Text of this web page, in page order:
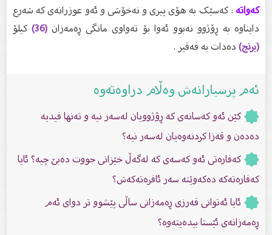
کەواتە: کەسێک بە هۆى پیری و نەخۆشی و ئەو عوزرانەى کە شەرع
دایناوە بە ڕۆژوو نەبوو ئەوا بۆ تەواوى مانگى ڕەمەزان(36)
کیلۆ
(برنج)دەدات بە فەقیر .
ئەم پرسیارانەش وەڵام دراوەتەوە
کێن ئەو کەسانەى کە ڕۆژوویان لەسەر نیە و تەنها فیدیە
دەدەن و قەزا کردنەوەیان لەسەر نیە؟
كەفارەتی ئەو كەسەی كە لەگەڵ خێزانی جووت دەبێ چیە؟ ئایا
کەفارەتەکە دەکەوێتە سەر ئافرەتەکەش؟
ئایا ئەتوانى قەرزى ڕەمەزانى ساڵى پێشوو تر دواى ئەم
ڕەمەزانەى ئێستا بیدەیتەوە؟